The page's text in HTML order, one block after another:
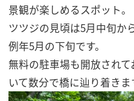
景観が楽しめるスポット。
ツツジの見頃は5月中旬か
例年5月の下旬です。
無料の駐車場も開放され
いて数分で橋に辿り着きま